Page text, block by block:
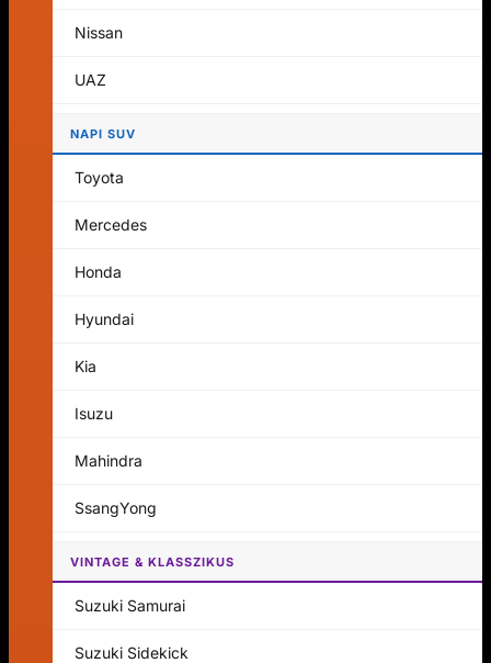
Nincs termék a kosárban.
Vissza a boltba
Nissan
UAZ
NAPI SUV
Toyota
Mercedes
Honda
Hyundai
Kia
Isuzu
Mahindra
SsangYong
VINTAGE & KLASSZIKUS
Suzuki Samurai
Suzuki Sidekick